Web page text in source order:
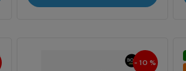
- 10 %